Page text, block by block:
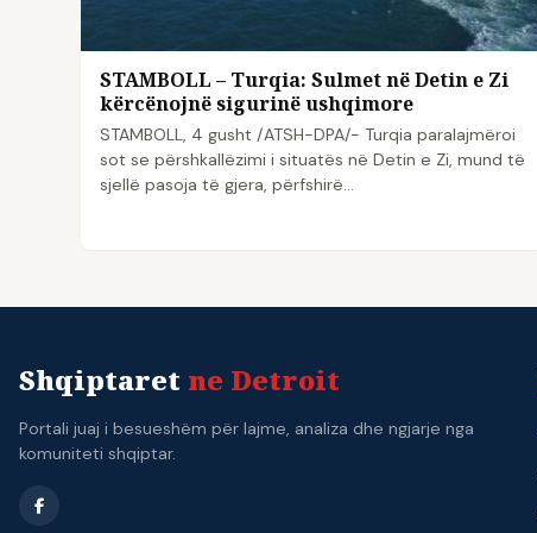
STAMBOLL – Turqia: Sulmet në Detin e Zi
kërcënojnë sigurinë ushqimore
STAMBOLL, 4 gusht /ATSH-DPA/- Turqia paralajmëroi
sot se përshkallëzimi i situatës në Detin e Zi, mund të
sjellë pasoja të gjera, përfshirë…
Shqiptaret ne Detroit
Portali juaj i besueshëm për lajme, analiza dhe ngjarje nga
komuniteti shqiptar.